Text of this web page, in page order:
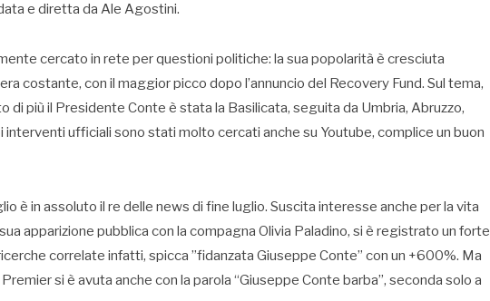
e diretta da Ale Agostini.
cercato in rete per questioni politiche: la sua popolarità è cresciuta
costante, con il maggior picco dopo l’annuncio del Recovery Fund. Sul tema,
di più il Presidente Conte è stata la Basilicata, seguita da Umbria, Abruzzo,
interventi ufficiali sono stati molto cercati anche su Youtube, complice un buon
è in assoluto il re delle news di fine luglio. Suscita interesse anche per la vita
apparizione pubblica con la compagna Olivia Paladino, si è registrato un forte
correlate infatti, spicca ”fidanzata Giuseppe Conte” con un +600%. Ma
si è avuta anche con la parola “Giuseppe Conte barba”, seconda solo a